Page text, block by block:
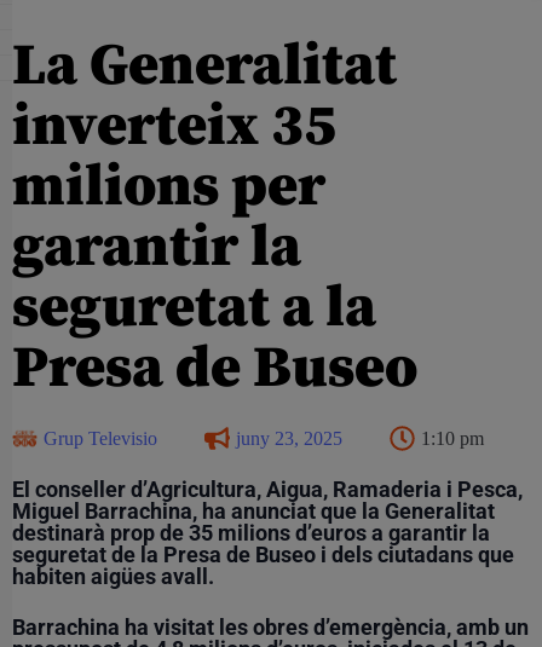
La Generalitat
inverteix 35
milions per
garantir la
seguretat a la
Presa de Buseo
Grup Televisio juny 23, 2025 1:10 pm
El conseller d’Agricultura, Aigua, Ramaderia i Pesca,
Miguel Barrachina, ha anunciat que la Generalitat
destinarà prop de 35 milions d’euros a garantir la
seguretat de la Presa de Buseo i dels ciutadans que
habiten aigües avall.
Barrachina ha visitat les obres d’emergència, amb un